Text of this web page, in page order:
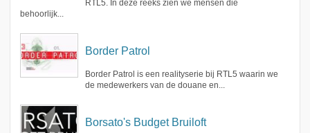
RTL5. In deze reeks zien we mensen die
behoorlijk...
Border Patrol
Border Patrol is een realityserie bij RTL5 waarin we
de medewerkers van de douane en...
Borsato's Budget Bruiloft